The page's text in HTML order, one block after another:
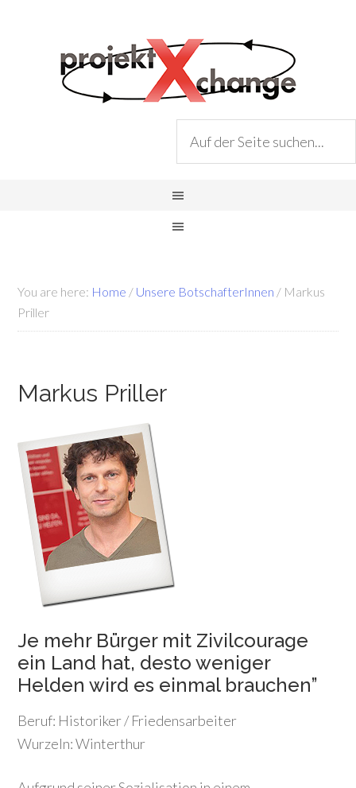
You are here: Home / Unsere BotschafterInnen / Markus
Priller
Markus Priller
Je mehr Bürger mit Zivilcourage
ein Land hat, desto weniger
Helden wird es einmal brauchen”
Beruf: Historiker / Friedensarbeiter
Wurzeln: Winterthur